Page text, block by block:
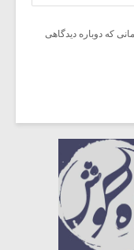
که دوباره دیدگاهی